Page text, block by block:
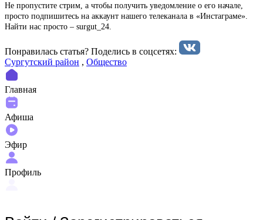
Не пропустите стрим, а чтобы получить уведомление о его начале,
просто подпишитесь на аккаунт нашего телеканала в «Инстаграме».
Найти нас просто – surgut_24.
Понравилась статья? Поделиcь в соцсетях:
Сургутский район , Общество
Главная
Афиша
Эфир
Профиль